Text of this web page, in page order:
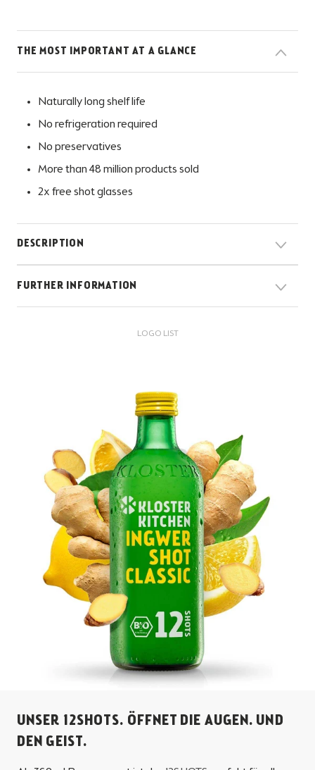
THE MOST IMPORTANT AT A GLANCE
Naturally long shelf life
No refrigeration required
No preservatives
More than 48 million products sold
2x free shot glasses
DESCRIPTION
FURTHER INFORMATION
LOGO LIST
UNSER 12SHOTS. ÖFFNET DIE AUGEN. UND
DEN GEIST.